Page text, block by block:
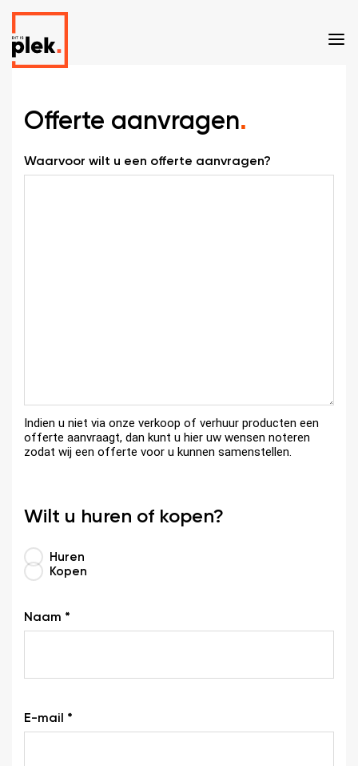
Offerte aanvragen.
Waarvoor wilt u een offerte aanvragen?
Indien u niet via onze verkoop of verhuur producten een
offerte aanvraagt, dan kunt u hier uw wensen noteren
zodat wij een offerte voor u kunnen samenstellen.
Wilt u huren of kopen?
Huren
Kopen
Naam *
E-mail *